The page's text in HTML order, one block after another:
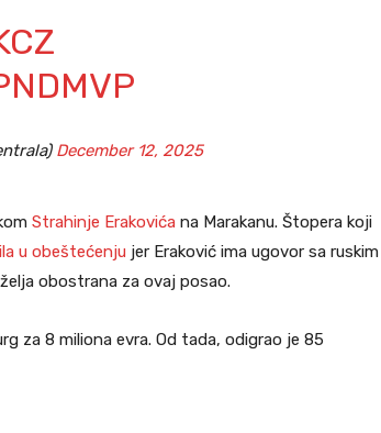
December 12, 2025
Strahinje Erakovića na Marakanu. Štopera koji
u obeštećenju jer Eraković ima ugovor sa ruskim
obostrana za ovaj posao.
za 8 miliona evra. Od tada, odigrao je 85